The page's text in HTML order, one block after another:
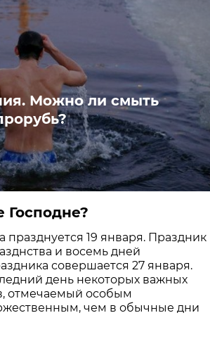
Можно ли смыть
Господне?
празднуется 19 января. Праздник
и восемь дней
совершается 27 января.
день некоторых важных
отмечаемый особым
чем в обычные дни